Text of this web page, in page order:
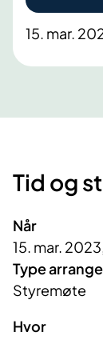
15. mar.
Tid og
Når
15. mar.
Type
Styremøte
Hvor